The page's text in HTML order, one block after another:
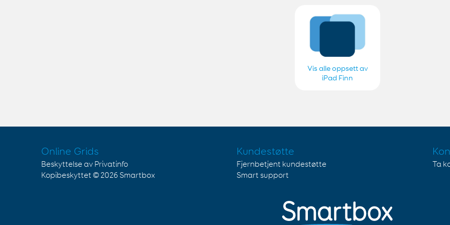
Vis alle oppsett av
iPad Finn
Online Grids
Beskyttelse av Privatinfo
Kopibeskyttet © 2026 Smartbox
Kundestøtte
Fjernbetjent kundestøtte
Smart support
Ta